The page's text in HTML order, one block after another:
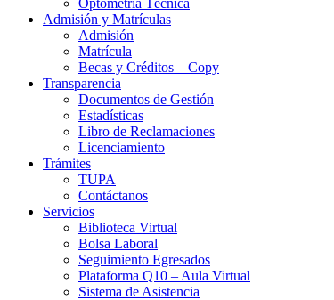
Optometría Técnica
Admisión y Matrículas
Admisión
Matrícula
Becas y Créditos – Copy
Transparencia
Documentos de Gestión
Estadísticas
Libro de Reclamaciones
Licenciamiento
Trámites
TUPA
Contáctanos
Servicios
Biblioteca Virtual
Bolsa Laboral
Seguimiento Egresados
Plataforma Q10 – Aula Virtual
Sistema de Asistencia